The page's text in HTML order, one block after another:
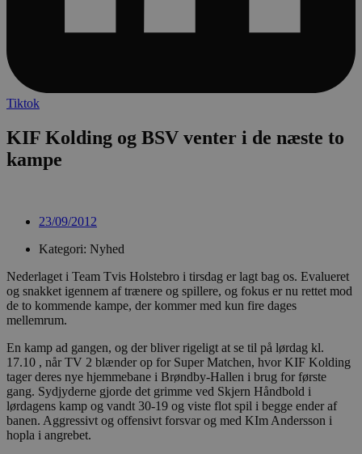
Tiktok
KIF Kolding og BSV venter i de næste to
kampe
23/09/2012
Kategori: Nyhed
Nederlaget i Team Tvis Holstebro i tirsdag er lagt bag os. Evalueret
og snakket igennem af trænere og spillere, og fokus er nu rettet mod
de to kommende kampe, der kommer med kun fire dages
mellemrum.
En kamp ad gangen, og der bliver rigeligt at se til på lørdag kl.
17.10 , når TV 2 blænder op for Super Matchen, hvor KIF Kolding
tager deres nye hjemmebane i Brøndby-Hallen i brug for første
gang. Sydjyderne gjorde det grimme ved Skjern Håndbold i
lørdagens kamp og vandt 30-19 og viste flot spil i begge ender af
banen. Aggressivt og offensivt forsvar og med KIm Andersson i
hopla i angrebet.